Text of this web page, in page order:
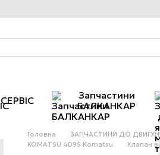
СЕРВІС
Запчастини
БАЛКАНКАР
Головна ЗАПЧАСТИНИ ДО
KOMATSU 4D95 Komatsu
Клапан